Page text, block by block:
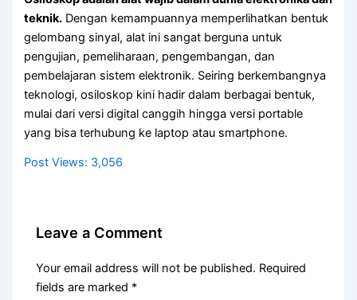
teknik. Dengan kemampuannya memperlihatkan bentuk
gelombang sinyal, alat ini sangat berguna untuk
pengujian, pemeliharaan, pengembangan, dan
pembelajaran sistem elektronik. Seiring berkembangnya
teknologi, osiloskop kini hadir dalam berbagai bentuk,
mulai dari versi digital canggih hingga versi portable
yang bisa terhubung ke laptop atau smartphone.
Post Views: 3,056
Leave a Comment
Your email address will not be published. Required
fields are marked *